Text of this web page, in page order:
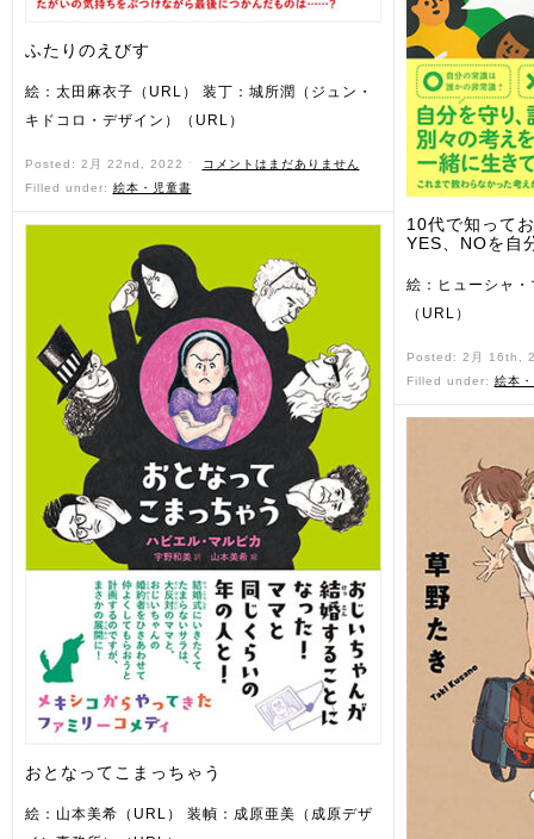
ふたりのえびす
絵：太田麻衣子（URL） 装丁：城所潤（ジュン・
キドコロ・デザイン）（URL）
Posted: 2月 22nd, 2022 ˑ
コメントはまだありません
Filled under: 絵本・児童書
おとなってこまっちゃう
絵：山本美希（URL） 装幀：成原亜美（成原デザ
10代で知って
YES、NOを自
絵：ヒューシャ
（URL）
Posted: 2月 16th,
Filled under: 絵本